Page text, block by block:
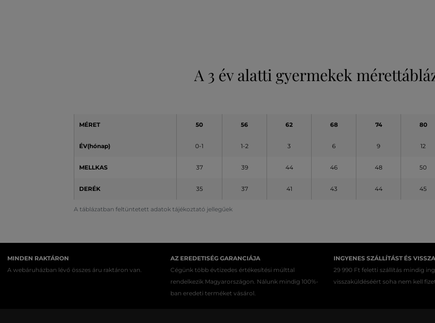
A 3 év alatti gyermekek
A táblázatban feltüntetett adatok tájékoztató jellegűek
MÉRET 50 56 62 68 74 80
ÉV(hónap) 0-1 1-2 3 6 9 12
MELLKAS 37 39 44 46 48 50
DERÉK 35 37 41 43 44 45
MINDEN RAKTÁRON
A webáruházban lévő összes áru raktáron van.
AZ EREDETISÉG GARANCIÁJA
Cégünk több évtizedes értékesítési múlttal
rendelkezik Magyarországon. Nálunk mindig 100%-
ban eredeti terméket vásárol.
INGYENES SZÁLLÍTÁST ÉS
29 990 Ft feletti szállítás mindig
visszaküldéséért soha nem kell